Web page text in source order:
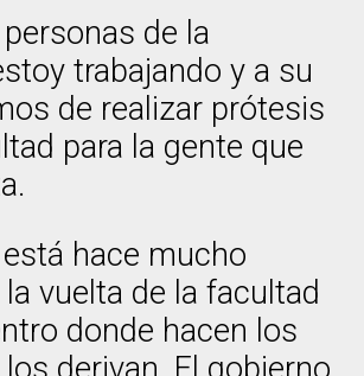
de la
trabajando y a su
de realizar prótesis
para la gente que
hace mucho
vuelta de la facultad
donde hacen los